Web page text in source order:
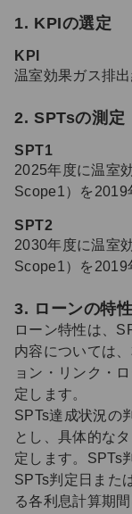
1. KPIの選定
KPI
温室効果ガス排
2. SPTsの測定
SPT1
2025年度に温室
Scope1）を2019
SPT2
2030年度に温室
Scope1）を2019
3. ローンの特性
ローン特性は、
内容については
ョン・リンク・
定します。
SPTs達成状況の
とし、具体的な
定します。SPTs
SPTs判定日また
る各利息計算期